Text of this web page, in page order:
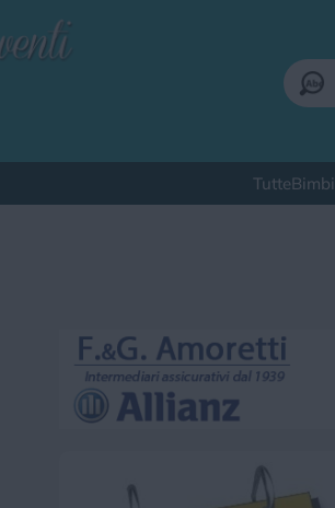
TutteBimbi